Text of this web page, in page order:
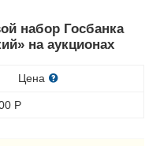
набор Госбанка
на аукционах
Цена
Р